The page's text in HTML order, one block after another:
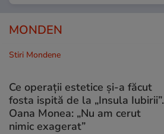
MONDEN
Stiri Mondene
Ce operații estetice și-a făcut
fosta ispită de la „Insula Iubirii”.
Oana Monea: „Nu am cerut
nimic exagerat”